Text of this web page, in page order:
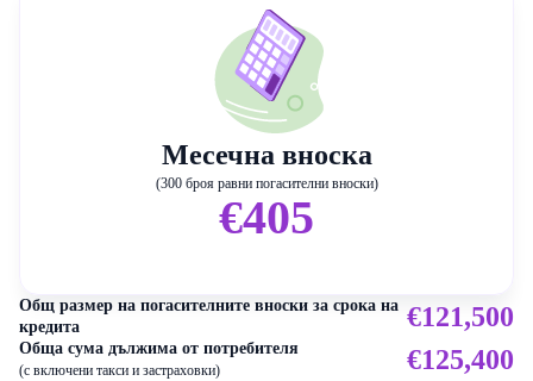
Месечна вноска
(300 броя равни погасителни вноски)
€405
Общ размер на погасителните вноски за срока на
кредита
€121,500
Обща сума дължима от потребителя
(с включени такси и застраховки) €125,400